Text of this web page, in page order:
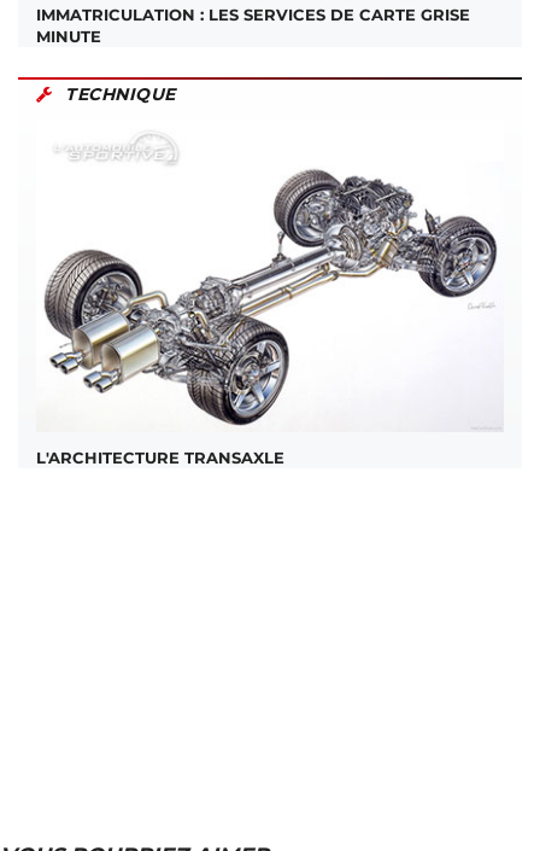
IMMATRICULATION : LES SERVICES DE CARTE GRISE
MINUTE
TECHNIQUE
L'ARCHITECTURE TRANSAXLE